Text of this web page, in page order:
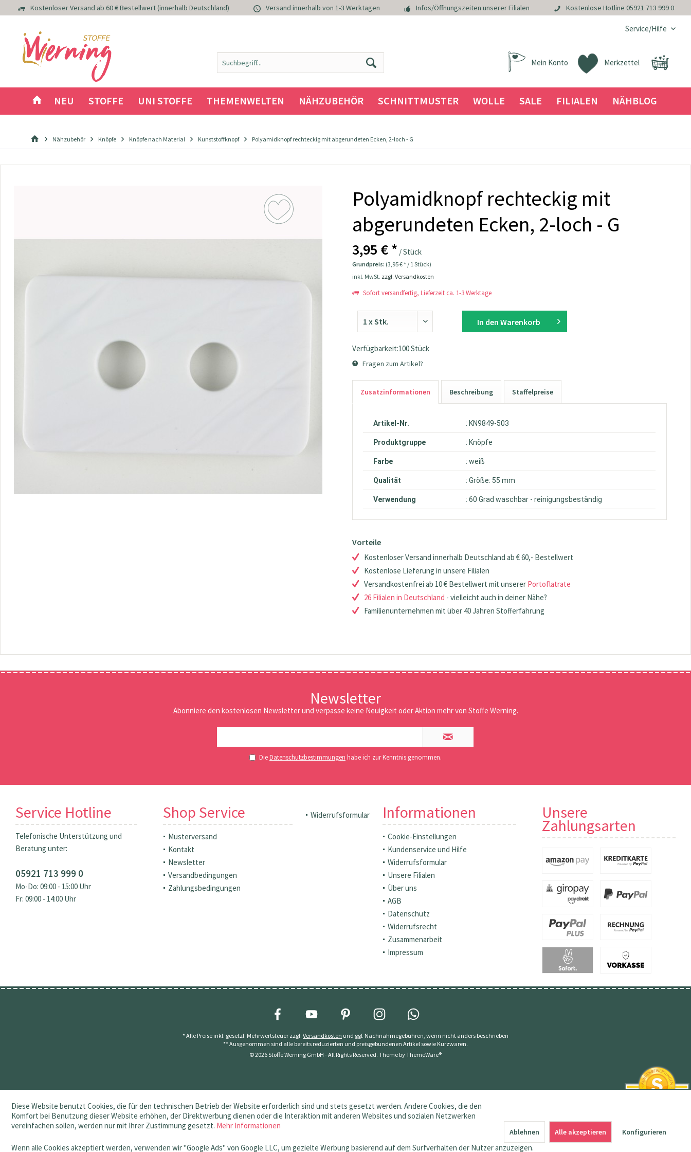
Kostenloser Versand ab 60 € Bestellwert (innerhalb Deutschland) Versand innerhalb von 1-3 Werktagen Infos/Öffnungszeiten unserer Filialen Kostenlose Hotline 05921 713 999 0
Service/Hilfe
Merkzettel
Mein Konto
NEU STOFFE UNI STOFFE THEMENWELTEN NÄHZUBEHÖR SCHNITTMUSTER WOLLE SALE FILIALEN NÄHBLOG
Nähzubehör Knöpfe Knöpfe nach Material Kunststoffknopf Polyamidknopf rechteckig mit abgerundeten Ecken, 2-loch - G
Polyamidknopf rechteckig mit
abgerundeten Ecken, 2-loch - G
3,95 € * / Stück
Grundpreis: (3,95 € * / 1 Stück)
inkl. MwSt. zzgl. Versandkosten
Sofort versandfertig, Lieferzeit ca. 1-3 Werktage
In den Warenkorb
Verfügbarkeit:100 Stück
Fragen zum Artikel?
Zusatzinformationen Beschreibung Staffelpreise
Artikel-Nr. : KN9849-503
Produktgruppe : Knöpfe
Farbe : weiß
Qualität : Größe: 55 mm
Verwendung : 60 Grad waschbar - reinigungsbeständig
Vorteile
Kostenloser Versand innerhalb Deutschland ab € 60,- Bestellwert
Kostenlose Lieferung in unsere Filialen
Versandkostenfrei ab 10 € Bestellwert mit unserer Portoflatrate
26 Filialen in Deutschland - vielleicht auch in deiner Nähe?
Familienunternehmen mit über 40 Jahren Stofferfahrung
Newsletter
Abonniere den kostenlosen Newsletter und verpasse keine Neuigkeit oder Aktion mehr von Stoffe Werning.
DieDatenschutzbestimmungen habe ich zur Kenntnis genommen.
Service Hotline
Telefonische Unterstützung und
Beratung unter:
05921 713 999 0
Mo-Do: 09:00 - 15:00 Uhr
Fr: 09:00 - 14:00 Uhr
Shop Service
Musterversand
Kontakt
Newsletter
Versandbedingungen
Zahlungsbedingungen
Widerrufsformular Informationen
Cookie-Einstellungen
Kundenservice und Hilfe
Widerrufsformular
Unsere Filialen
Über uns
AGB
Datenschutz
Widerrufsrecht
Zusammenarbeit
Impressum
Unsere
Zahlungsarten
* Alle Preise inkl. gesetzl. Mehrwertsteuer zzgl. Versandkosten und ggf. Nachnahmegebühren, wenn nicht anders beschrieben
** Ausgenommen sind alle bereits reduzierten und preisgebundenen Artikel sowie Kurzwaren.
© 2026 Stoffe Werning GmbH - All Rights Reserved. Theme byThemeWare®
Diese Website benutzt Cookies, die für den technischen Betrieb der Website erforderlich sind und stets gesetzt werden. Andere Cookies, die den
Komfort bei Benutzung dieser Website erhöhen, der Direktwerbung dienen oder die Interaktion mit anderen Websites und sozialen Netzwerken
vereinfachen sollen, werden nur mit Ihrer Zustimmung gesetzt. Mehr Informationen
Wenn alle Cookies akzeptiert werden, verwenden wir "Google Ads" von Google LLC, um gezielte Werbung basierend auf dem Surfverhalten der Nutzer anzuzeigen.
Ablehnen Alle akzeptieren Konfigurieren
aus 145 Bewertungen